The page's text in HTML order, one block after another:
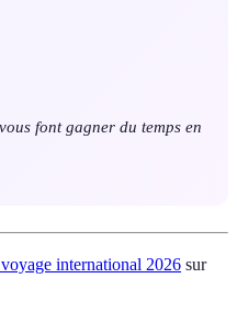
font gagner du temps en
international 2026 sur